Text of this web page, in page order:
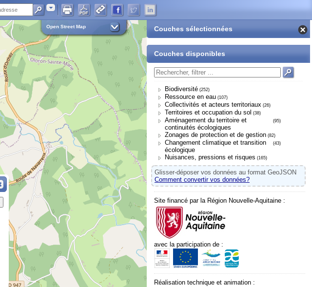
Adresse
Open Street Map Couches sélectionnées
Couches disponibles
Biodiversité (252)
Ressource en eau (107)
Collectivités et acteurs territoriaux (26)
Territoires et occupation du sol (38)
Aménagement du territoire et
continuités écologiques
(95)
Zonages de protection et de gestion (82)
Changement climatique et transition
écologique
(43)
Nuisances, pressions et risques (165)
Glisser-déposer vos données au format GeoJSON
Comment convertir vos données?
Site financé par la Région Nouvelle-Aquitaine :
avec la participation de :
Réalisation technique et animation :